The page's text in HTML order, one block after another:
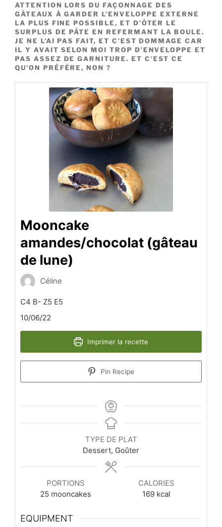
ATTENTION LORS DU FAÇONNAGE DES
GÂTEAUX À GARDER L’ENVELOPPE EXTERNE
LA PLUS FINE POSSIBLE, ET D’ÔTER LE
SURPLUS DE PÂTE EN REFERMANT LA BOULE.
JE NE L’AI PAS FAIT, ET C’EST DOMMAGE CAR
IL Y AVAIT SELON MOI TROP D’ENVELOPPE ET
PAS ASSEZ DE GARNITURE. ET C’EST CE
QU’ON PRÉFÈRE, NON ?
Mooncake
amandes/chocolat (gâteau
de lune)
Céline
C4 B- Z5 E5
10/06/22
Imprimer la recette
Pin Recipe
TYPE DE PLAT
Dessert, Goûter
PORTIONS
25 mooncakes
CALORIES
169 kcal
EQUIPMENT